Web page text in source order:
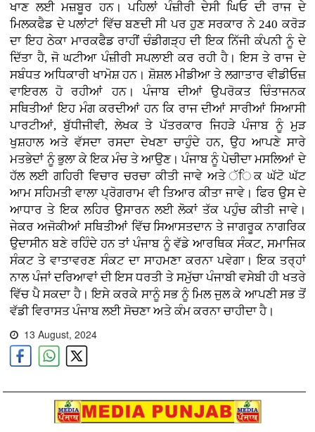
ਖਾਣ ਲਈ ਮਜ਼ਬੂਰ ਹਨ। ਪਹਿਲਾਂ ਪੰਜ਼ੀਰੀ ਦੇਸੀ ਘਿਓ ਦੀ ਰਾਜ ਦੇ
ਮਿਲਕਫੈਡ ਦੇ ਪਲਾਂਟਾਂ ਵਿੱਚ ਬਣਦੀ ਸੀ ਪਰ ਹੁਣ ਸਰਕਾਰ ਨੇ 240 ਕਰੋੜ
ਦਾ ਇਹ ਠੇਕਾ ਮਾਰਕਫੈਡ ਰਾਹੀਂ ਚੰਡੀਗੜ੍ਹ ਦੀ ਇਕ ਨਿੱਜੀ ਕੰਪਨੀ ਨੂੰ ਦੇ
ਦਿੱਤਾ ਹੈ, ਜੋ ਘਟੀਆ ਪੰਜ਼ੀਰੀ ਸਪਲਾਈ ਕਰ ਰਹੀ ਹੈ। ਇਸ ਤੇ ਰਾਜ ਦੇ
ਸਬੰਧਤ ਅਧਿਕਾਰੀ ਖਾਮੋਸ਼ ਹਨ। ਸ਼ੋਸ਼ਲ ਮੀਡੀਆ ਤੇ ਲਗਾਤਾਰ ਵੀਡੀਓਜ਼
ਵਾਇਰਲ ਹੋ ਰਹੀਆਂ ਹਨ। ਪੰਜਾਬ ਦੀਆਂ ਉਪਰੋਕਤ ਚਿੰਤਾਜਨਕ
ਸਥਿਤੀਆਂ ਇਹ ਮੰਗ ਕਰਦੀਆਂ ਹਨ ਕਿ ਰਾਜ ਦੀਆਂ ਸਾਰੀਆਂ ਸਿਆਸੀ
ਪਾਰਟੀਆਂ, ਬੁੱਧੀਜੀਵੀ, ਲੇਖਕ ਤੇ ਪੱਤਰਕਾਰ ਜਿਹੜੇ ਪੰਜਾਬ ਨੂੰ ਮੁੜ
ਖੁਸ਼ਹਾਲ ਅਤੇ ਵੱਸਦਾ ਰਸਦਾ ਦੇਖਣਾ ਚਾਹੁੰਦੇ ਹਨ, ਉਹ ਆਪਣੇ ਸਾਰੇ
ਮਤਭੇਦਾਂ ਨੂੰ ਭੁਲਾ ਕੇ ਇਕ ਮੰਚ ਤੇ ਆਉਣ। ਪੰਜਾਬ ਨੂੰ ਪੇਚੀਦਾ ਮਸਲਿਆਂ ਦੇ
ਹੱਲ ਲਈ ਗਹਿਰੀ ਵਿਚਾਰ ਚਰਚਾ ਕੀਤੀ ਜਾਵੇ ਅਤੇ ੱਿਕ ਘੱਟੋ ਘੱਟ
ਆਮ ਸਹਿਮਤੀ ਵਾਲਾ ਪ੍ਰੋਗਰਾਮ ਵੀ ਤਿਆਰ ਕੀਤਾ ਜਾਵੇ। ਫਿਰ ਉਸ ਦੇ
ਆਧਾਰ ਤੇ ਇਕ ਲਹਿਰ ਉਸਾਰਨ ਲਈ ਲੋਕਾਂ ਤੱਕ ਪਹੁੰਚ ਕੀਤੀ ਜਾਵੇ।
ਜੇਕਰ ਅਜੋਕੀਆਂ ਸਥਿਤੀਆਂ ਵਿੱਚ ਸਿਆਸਤਦਾਨ ਤੇ ਜਾਗਰੂਕ ਨਾਗਰਿਕ
ਉਦਾਸੀਨ ਬਣੇ ਰਹਿੰਦੇ ਹਨ ਤਾਂ ਪੰਜਾਬ ਨੂੰ ਵੱਡੇ ਆਰਥਿਕ ਸੰਕਟ, ਸਮਾਜਿਕ
ਸੰਕਟ ਤੇ ਵਾਤਾਵਰਣ ਸੰਕਟ ਦਾ ਸਾਹਮਣਾ ਕਰਨਾ ਪਵੇਗਾ। ਇਕ ਤਰ੍ਹਾਂ
ਨਾਲ ਪੰਜਾਂ ਦਰਿਆਵਾਂ ਦੀ ਇਸ ਧਰਤੀ ਤੇ ਸਮੁੱਚਾ ਪੰਜਾਬੀ ਵਸੇਬੀ ਹੀ ਖਤਰੇ
ਵਿੱਚ ਪੈ ਸਕਦਾ ਹੈ। ਇਸੇ ਕਰਕੇ ਸਾਨੂੰ ਸਭ ਨੂੰ ਮਿਲ ਜੁਲ ਕੇ ਆਪਣੀ ਸਭ ਤੋਂ
ਵੱਡੀ ਵਿਰਾਸਤ ਪੰਜਾਬ ਲਈ ਸੋਚਣਾ ਅਤੇ ਕੰਮ ਕਰਨਾ ਚਾਹੀਦਾ ਹੈ।
13 August, 2024